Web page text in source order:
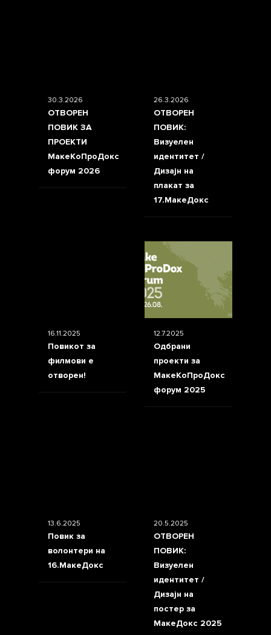
30.3.2026
ОТВОРЕН
ПОВИК ЗА
ПРОЕКТИ
МакеКоПроДокс
форум 2026
26.3.2026
ОТВОРЕН
ПОВИК:
Визуелен
идентитет /
Дизајн на
плакат за
17.МакеДокс
16.11.2025
Повикот за
филмови е
отворен!
12.7.2025
Одбрани
проекти за
МакеКоПроДокс
форум 2025
13.6.2025
Повик за
волонтери на
16.МакеДокс
20.5.2025
ОТВОРЕН
ПОВИК:
Визуелен
идентитет /
Дизајн на
постер за
МакеДокс 2025